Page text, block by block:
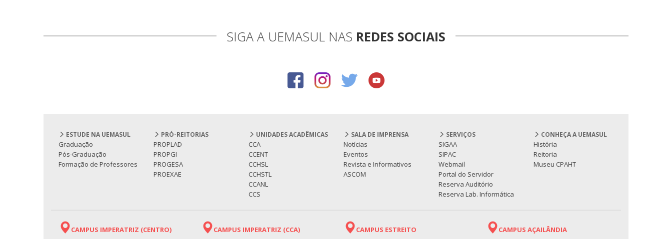
SIGA A UEMASUL NAS REDES SOCIAIS
ESTUDE NA UEMASUL
Graduação
Pós-Graduação
Formação de Professores
PRÓ-REITORIAS
PROPLAD
PROPGI
PROGESA
PROEXAE
UNIDADES ACADÊMICAS
CCA
CCENT
CCHSL
CCHSTL
CCANL
CCS
SALA DE IMPRENSA
Notícias
Eventos
Revista e Informativos
ASCOM
SERVIÇOS
SIGAA
SIPAC
Webmail
Portal do Servidor
Reserva Auditório
Reserva Lab. Informática
CONHEÇA A UEMASUL
História
Reitoria
Museu CPAHT
CAMPUS IMPERATRIZ (CENTRO)
CAMPUS IMPERATRIZ (CCA)
CAMPUS ESTREITO
CAMPUS AÇAILÂNDIA